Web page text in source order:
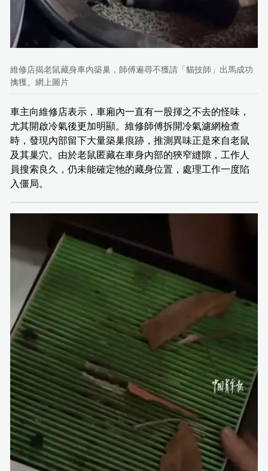
維修店揭老鼠藏身車內築巢，師傅遍尋不獲請「貓技師」出馬成功
擒獲。網上圖片
車主向維修店表示，車廂內一直有一股揮之不去的怪味，
尤其開啟冷氣後更加明顯。維修師傅拆開冷氣濾網檢查
時，發現內部留下大量築巢痕跡，推測異味正是來自老鼠
及其巢穴。由於老鼠匿藏在車身內部的狹窄縫隙，工作人
員搜索良久，仍未能確定牠的藏身位置，處理工作一度陷
入僵局。